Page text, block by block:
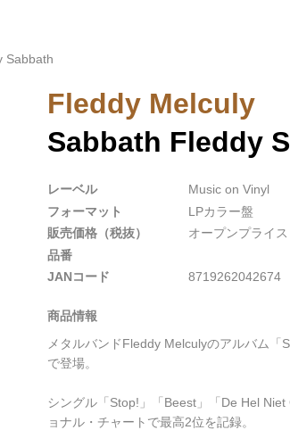
Sabbath
Fleddy Melculy
Sabbath Fleddy
レーベル
Music on Vinyl
フォーマット
LPカラー盤
販売価格（税抜）
オープンプライス
品番
JANコード
8719262042674
商品情報
メタルバンドFleddy Melculyのアルバム
で登場。
シングル「Stop!」「Beest」「De Hel
ョナル・チャートで最高2位を記録。